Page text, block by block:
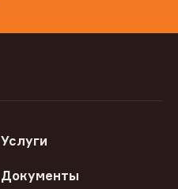
Услуги
Документы